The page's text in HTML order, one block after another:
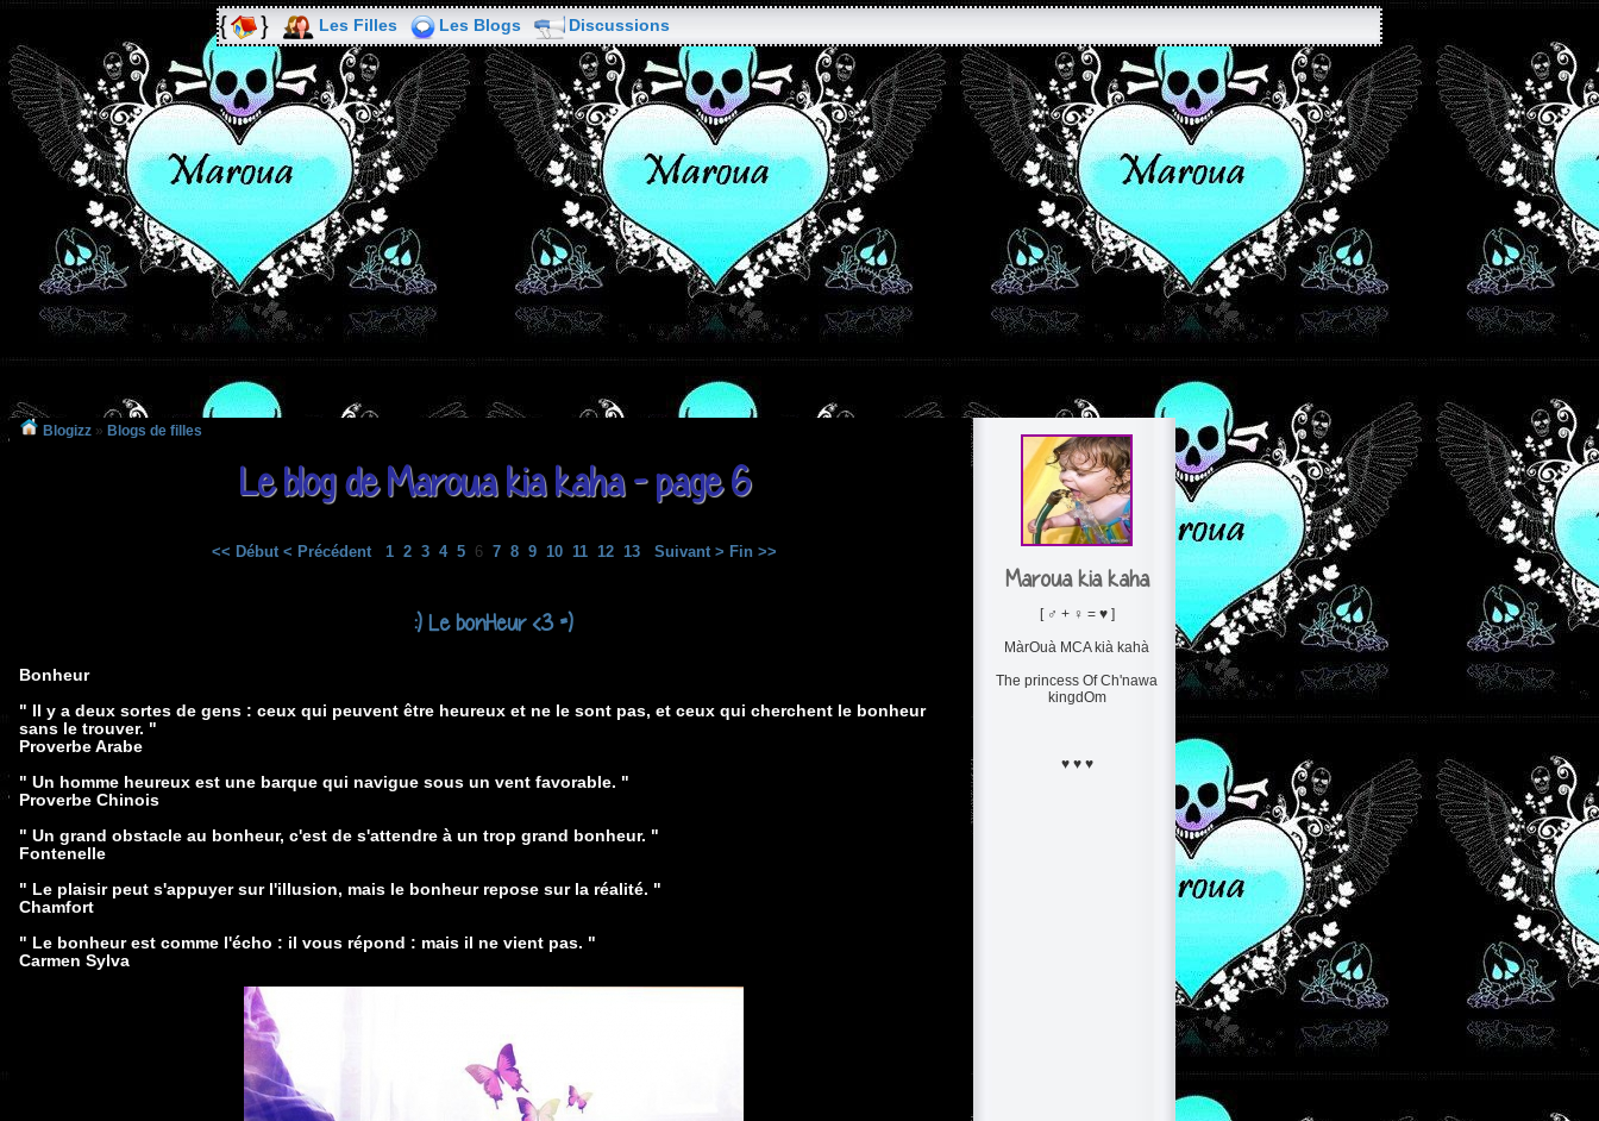
Les Filles Les Blogs Discussions
Blogizz » Blogs de filles
Le blog de Maroua kia kaha - page 6
<< Début < Précédent 1 2 3 4 56 7 8 9 10 11 12 13 Suivant > Fin >>
:) Le bonHeur <3 =)
Bonheur
" Il y a deux sortes de gens : ceux qui peuvent être heureux et ne le sont pas, et ceux qui cherchent le bonheur
sans le trouver. "
Proverbe Arabe
" Un homme heureux est une barque qui navigue sous un vent favorable. "
Proverbe Chinois
" Un grand obstacle au bonheur, c'est de s'attendre à un trop grand bonheur. "
Fontenelle
" Le plaisir peut s'appuyer sur l'illusion, mais le bonheur repose sur la réalité. "
Chamfort
" Le bonheur est comme l'écho : il vous répond : mais il ne vient pas. "
Carmen Sylva
Maroua kia kaha
[ ♂ + ♀ = ♥ ]
MàrOuà MCA kià kahà
The princess Of Ch'nawa
kingdOm
♥ ♥ ♥